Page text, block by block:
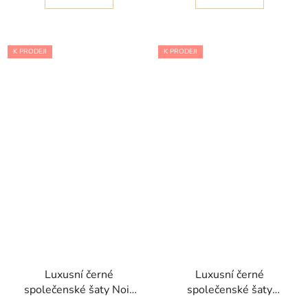
K PRODEJI
Luxusní černé
společenské šaty Noir
K PRODEJI
Luxusní černé
společenské šaty